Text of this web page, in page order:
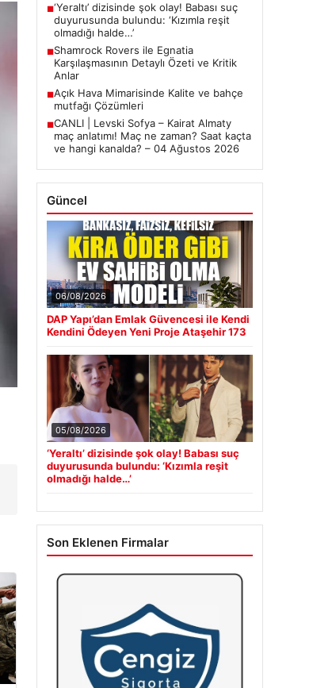
■‘Yeraltı’ dizisinde şok olay! Babası suç
duyurusunda bulundu: ‘Kızımla reşit
olmadığı halde…’
■Shamrock Rovers ile Egnatia
Karşılaşmasının Detaylı Özeti ve Kritik
Anlar
■Açık Hava Mimarisinde Kalite ve bahçe
mutfağı Çözümleri
■CANLI | Levski Sofya – Kairat Almaty
maç anlatımı! Maç ne zaman? Saat kaçta
ve hangi kanalda? – 04 Ağustos 2026
Güncel
06/08/2026
DAP Yapı’dan Emlak Güvencesi ile Kendi
Kendini Ödeyen Yeni Proje Ataşehir 173
05/08/2026
‘Yeraltı’ dizisinde şok olay! Babası suç
duyurusunda bulundu: ‘Kızımla reşit
olmadığı halde…’
Son Eklenen Firmalar